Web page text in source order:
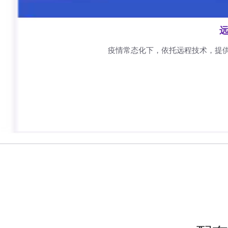
疫情常态化下，依托远程技术，提